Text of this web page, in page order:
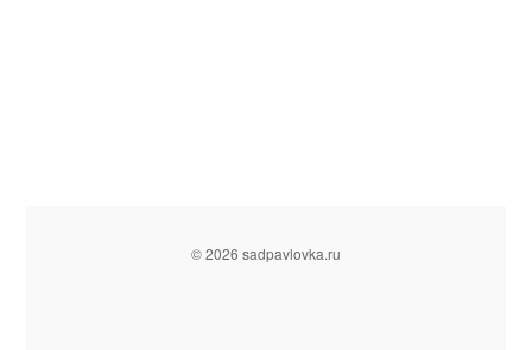
© 2026 sadpavlovka.ru